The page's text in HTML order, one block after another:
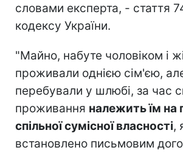
словами експерта, - стаття
кодексу України.
"Майно, набуте чоловіком і
проживали однією сім'єю,
перебували у шлюбі, за час
проживання належить їм на
спільної сумісної власності,
встановлено письмовим